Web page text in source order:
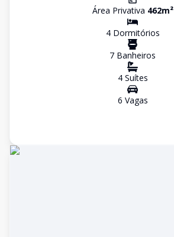
Área Privativa 462m²
4Dormitórios
7 Banheiros
4Suítes
6 Vagas